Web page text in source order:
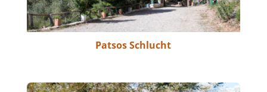
Patsos Schlucht